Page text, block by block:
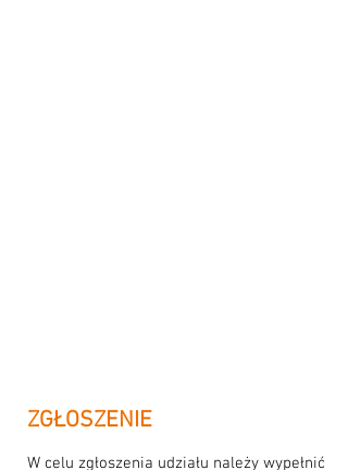
ZGŁOSZENIE
W celu zgłoszenia udziału należy wypełnić